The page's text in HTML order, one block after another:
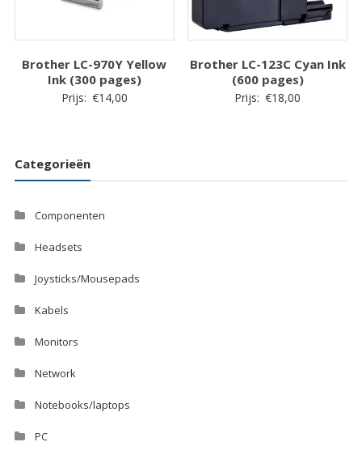
Brother LC-970Y Yellow
Ink (300 pages)
Prijs: €14,00
Brother LC-123C Cyan Ink
(600 pages)
Prijs: €18,00
Categorieën
Componenten
Headsets
Joysticks/Mousepads
Kabels
Monitors
Network
Notebooks/laptops
PC